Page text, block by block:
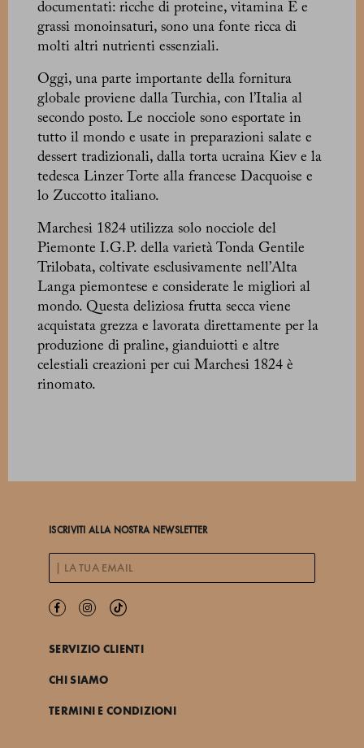
documentati: ricche di proteine, vitamina E e
grassi monoinsaturi, sono una fonte ricca di
molti altri nutrienti essenziali.
Oggi, una parte importante della fornitura
globale proviene dalla Turchia, con l’Italia al
secondo posto. Le nocciole sono esportate in
tutto il mondo e usate in preparazioni salate e
dessert tradizionali, dalla torta ucraina Kiev e la
tedesca Linzer Torte alla francese Dacquoise e
lo Zuccotto italiano.
Marchesi 1824 utilizza solo nocciole del
Piemonte I.G.P. della varietà Tonda Gentile
Trilobata, coltivate esclusivamente nell’Alta
Langa piemontese e considerate le migliori al
mondo. Questa deliziosa frutta secca viene
acquistata grezza e lavorata direttamente per la
produzione di praline, gianduiotti e altre
celestiali creazioni per cui Marchesi 1824 è
rinomato.
ISCRIVITI ALLA NOSTRA NEWSLETTER
SERVIZIO CLIENTI
CHI SIAMO
TERMINI E CONDIZIONI